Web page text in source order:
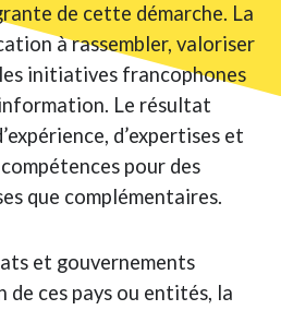
de cette démarche. La
à rassembler, valoriser
initiatives francophones
Le résultat
d’expertises et
pour des
que complémentaires.
et gouvernements
de ces pays ou entités, la